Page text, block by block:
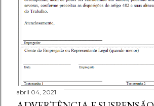
abril 04, 2021